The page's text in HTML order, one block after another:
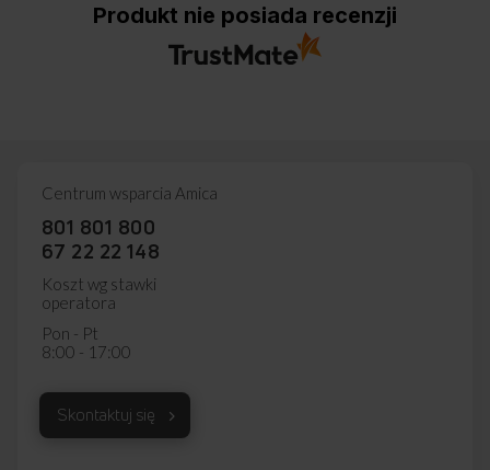
Produkt nie posiada recenzji
Centrum wsparcia Amica
801 801 800
67 22 22 148
Koszt wg stawki
operatora
Pon - Pt
8:00 - 17:00
Skontaktuj się